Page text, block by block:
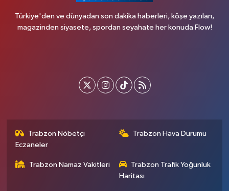
Türkiye'den ve dünyadan son dakika haberleri, köşe yazıları,
magazinden siyasete, spordan seyahate her konuda Flow!
Trabzon Nöbetçi
Eczaneler
Trabzon Hava Durumu
Trabzon Namaz Vakitleri
Trabzon Trafik Yoğunluk
Haritası